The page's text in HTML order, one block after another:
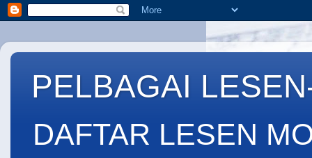
PELBAGAI
DAFTAR LESEN